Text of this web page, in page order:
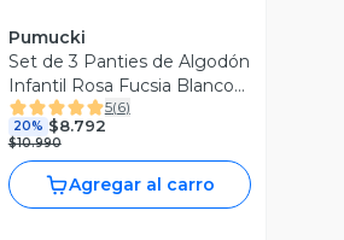
Pumucki
Set de 3 Panties de Algodón
Infantil Rosa Fucsia Blanco
Pumucki
5(6)
20% $8.792
$10.990
Agregar al carro